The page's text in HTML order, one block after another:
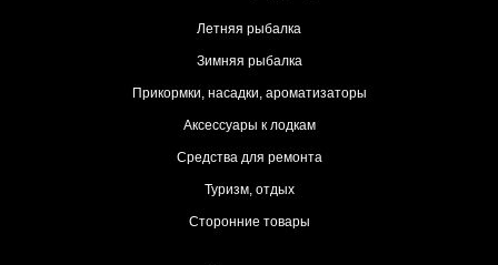
Летняя рыбалка
Зимняя рыбалка
Прикормки, насадки, ароматизаторы
Аксессуары к лодкам
Средства для ремонта
Туризм, отдых
Сторонние товары